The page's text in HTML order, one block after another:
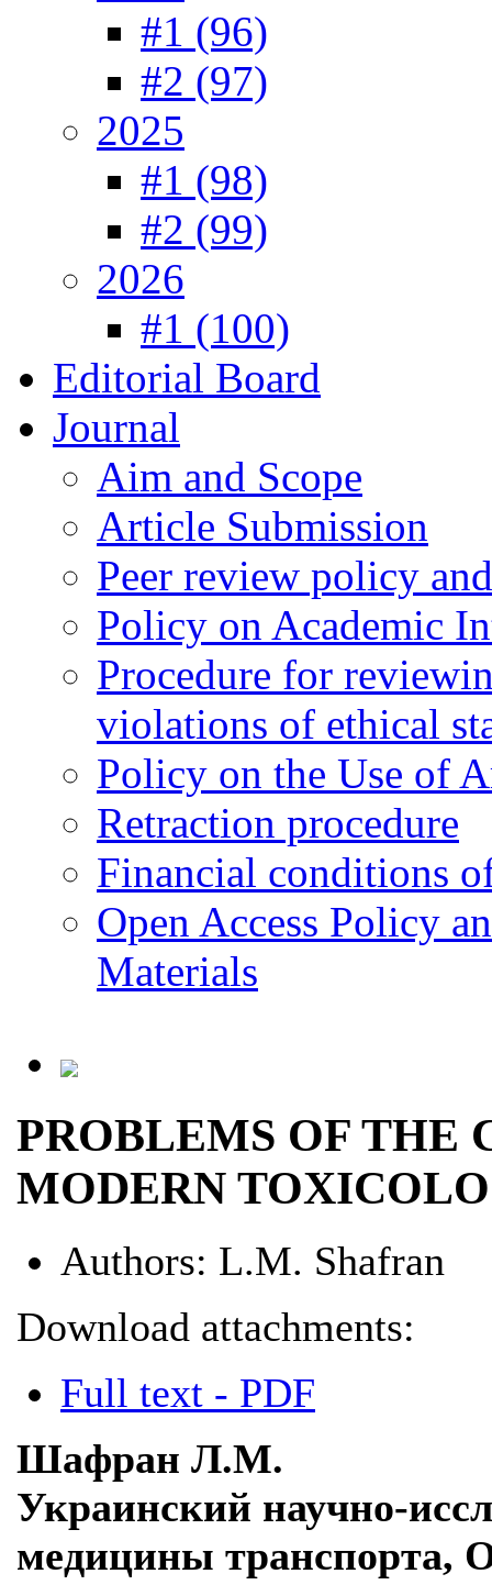
#1 (96)
#2 (97)
2025
#1 (98)
#2 (99)
2026
#1 (100)
Editorial Board
Journal
Aim and Scope
Article Submission
Peer review policy
Policy on Academic
Procedure for
violations of ethical
Policy on the Use of
Retraction procedure
Financial conditions
Open Access Policy
Materials
PROBLEMS OF THE
MODERN
Authors: L.M. Shafran
Download attachments:
Full text - PDF
Шафран Л.М.
Украинский научно-
медицины транспорта,